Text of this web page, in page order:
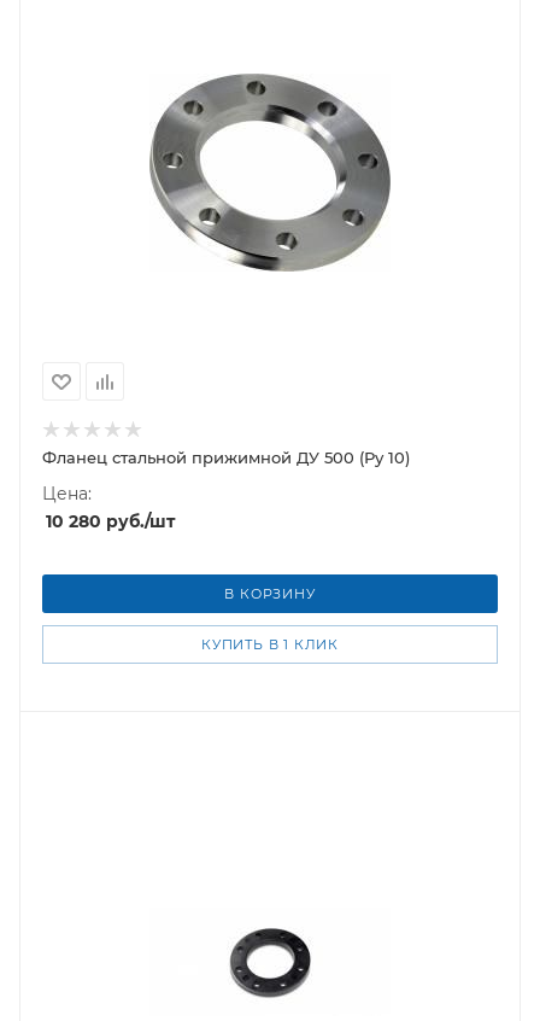
Фланец стальной прижимной ДУ 500 (Ру 10)
Цена:
10 280 руб./шт
В КОРЗИНУ
КУПИТЬ В 1 КЛИК